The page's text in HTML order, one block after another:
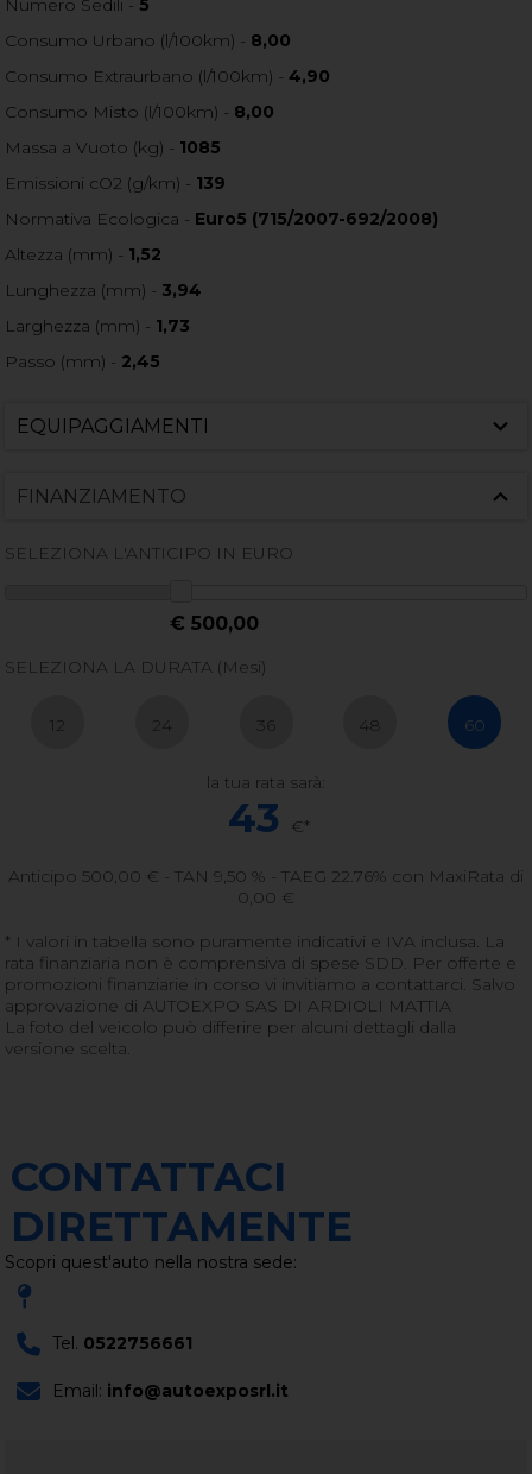
Consumo Urbano (l/100km) - 8,00
Consumo Extraurbano (l/100km) -4,90
Consumo Misto (l/100km) - 8,00
Massa a Vuoto (kg) - 1085
Emissioni cO2 (g/km) - 139
Normativa Ecologica - Euro5 (715/2007-692/2008)
Altezza (mm) - 1,52
Lunghezza (mm) - 3,94
Larghezza (mm) - 1,73
Passo (mm) - 2,45
EQUIPAGGIAMENTI
FINANZIAMENTO
SELEZIONA L'ANTICIPO IN EURO
€ 500,00
SELEZIONA LA DURATA (Mesi)
12 24 36 48 60
la tua rata sarà:
43 €*
Anticipo 500,00 € - TAN 9,50 % - TAEG 22.76% con MaxiRata di
0,00 €
* I valori in tabella sono puramente indicativi e IVA inclusa. La
rata finanziaria non è comprensiva di spese SDD. Per offerte e
promozioni finanziarie in corso vi invitiamo a contattarci. Salvo
approvazione di AUTOEXPO SAS DI ARDIOLI MATTIA
La foto del veicolo può differire per alcuni dettagli dalla
versione scelta.
CONTATTACI
DIRETTAMENTE
Scopri quest'auto nella nostra sede:
Tel. 0522756661
Email: info@autoexposrl.it